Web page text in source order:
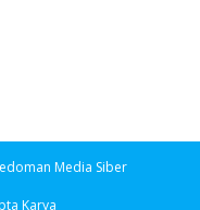
Media Siber
Karya